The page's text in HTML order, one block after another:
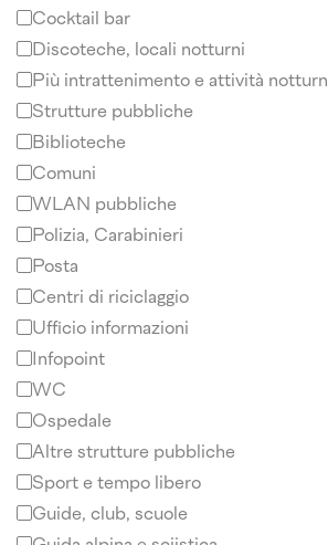
Cocktail bar
Discoteche, locali notturni
Più intrattenimento e attività
Strutture pubbliche
Biblioteche
Comuni
WLAN pubbliche
Polizia, Carabinieri
Posta
Centri di riciclaggio
Ufficio informazioni
Infopoint
WC
Ospedale
Altre strutture pubbliche
Sport e tempo libero
Guide, club, scuole